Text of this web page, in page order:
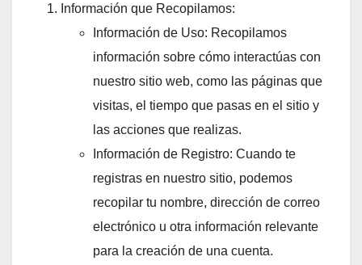
Información que Recopilamos:
Información de Uso: Recopilamos
información sobre cómo interactúas con
nuestro sitio web, como las páginas que
visitas, el tiempo que pasas en el sitio y
las acciones que realizas.
Información de Registro: Cuando te
registras en nuestro sitio, podemos
recopilar tu nombre, dirección de correo
electrónico u otra información relevante
para la creación de una cuenta.